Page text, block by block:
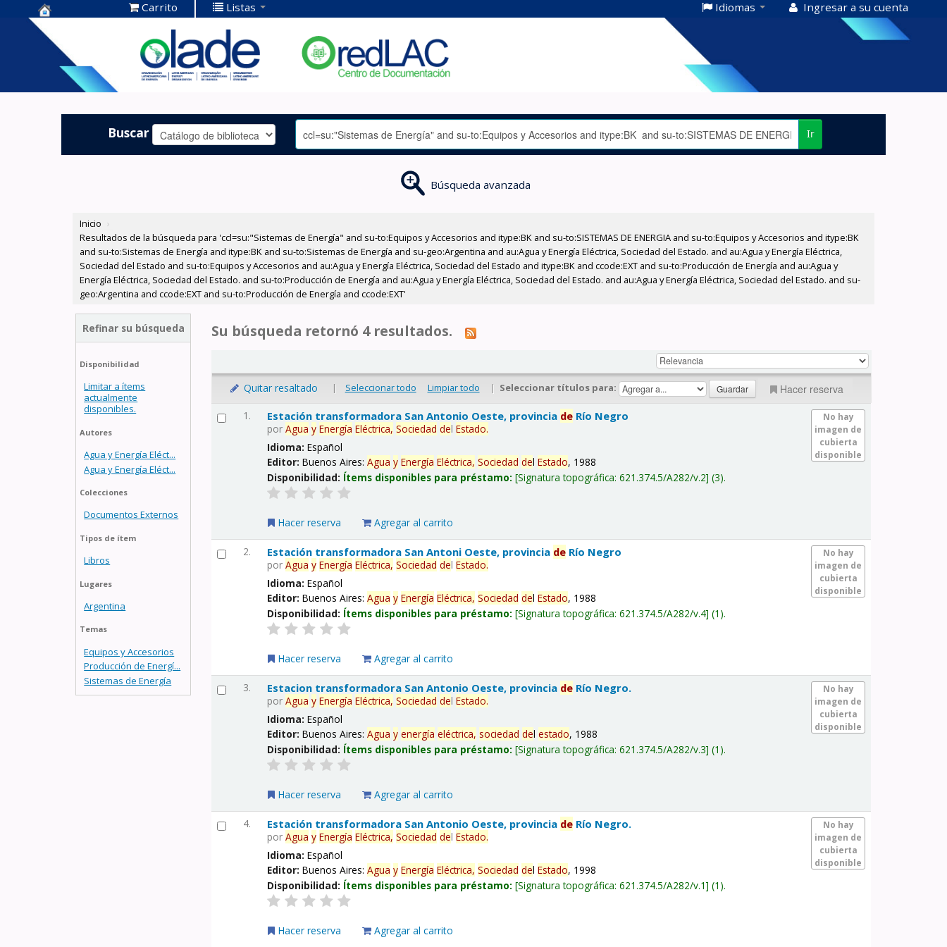
Centro de
Documentación
OLADE -
Carrito Listas Idiomas Ingresar a su cuenta
Buscar Ir
Búsqueda avanzada
Inicio ›
Resultados de la búsqueda para 'ccl=su:"Sistemas de Energía" and su-to:Equipos y Accesorios and itype:BK and su-to:SISTEMAS DE ENERGIA and su-to:Equipos y Accesorios and itype:BK
and su-to:Sistemas de Energía and itype:BK and su-to:Sistemas de Energía and su-geo:Argentina and au:Agua y Energía Eléctrica, Sociedad del Estado. and au:Agua y Energía Eléctrica,
Sociedad del Estado and su-to:Equipos y Accesorios and au:Agua y Energía Eléctrica, Sociedad del Estado and itype:BK and ccode:EXT and su-to:Producción de Energía and au:Agua y
Energía Eléctrica, Sociedad del Estado. and su-to:Producción de Energía and au:Agua y Energía Eléctrica, Sociedad del Estado. and au:Agua y Energía Eléctrica, Sociedad del Estado. and su-
geo:Argentina and ccode:EXT and su-to:Producción de Energía and ccode:EXT'
Refinar su búsqueda
Disponibilidad
Limitar a ítems
actualmente
disponibles.
Autores
Agua y Energía Eléct...
Agua y Energía Eléct...
Colecciones
Documentos Externos
Tipos de ítem
Libros
Lugares
Argentina
Temas
Equipos y Accesorios
Producción de Energí...
Sistemas de Energía
Su búsqueda retornó 4 resultados.
Quitar resaltado | Seleccionar todo Limpiar todo | Seleccionar títulos para: Hacer reserva
1.
No hay
imagen de
cubierta
disponible
Estación transformadora San Antonio Oeste, provincia de Río Negro
porAgua y Energía Eléctrica, Sociedad delEstado.
Idioma:Español
Editor:Buenos Aires:Agua y Energía Eléctrica, Sociedad delEstado, 1988
Disponibilidad: Ítems disponibles para préstamo: Signatura topográfica:621.374.5/A282/v.2 (3).
Hacer reserva Agregar al carrito
2.
No hay
imagen de
cubierta
disponible
Estación transformadora San Antoni Oeste, provincia de Río Negro
porAgua y Energía Eléctrica, Sociedad delEstado.
Idioma:Español
Editor:Buenos Aires:Agua y Energía Eléctrica, Sociedad delEstado, 1988
Disponibilidad: Ítems disponibles para préstamo: Signatura topográfica:621.374.5/A282/v.4 (1).
Hacer reserva Agregar al carrito
3.
No hay
imagen de
cubierta
disponible
Estacion transformadora San Antonio Oeste, provincia de Río Negro.
porAgua y Energía Eléctrica, Sociedad delEstado.
Idioma:Español
Editor:Buenos Aires:Agua y energía eléctrica, sociedad delestado, 1988
Disponibilidad: Ítems disponibles para préstamo: Signatura topográfica:621.374.5/A282/v.3 (1).
Hacer reserva Agregar al carrito
4.
No hay
imagen de
cubierta
disponible
Estación transformadora San Antonio Oeste, provincia de Río Negro.
porAgua y Energía Eléctrica, Sociedad delEstado.
Idioma:Español
Editor:Buenos Aires:Agua y Energía Eléctrica, Sociedad delEstado, 1998
Disponibilidad: Ítems disponibles para préstamo: Signatura topográfica:621.374.5/A282/v.1 (1).
Hacer reserva Agregar al carrito